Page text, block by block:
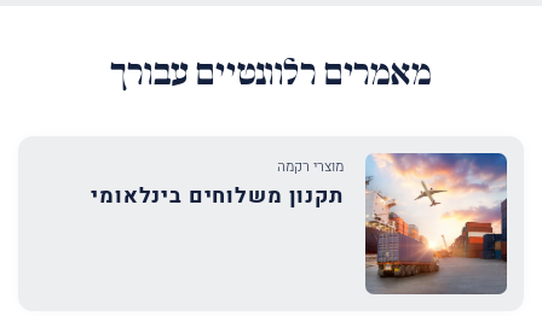
מאמרים רלוונטיים עבורך
מוצרי רקמה
תקנון משלוחים בינלאומי